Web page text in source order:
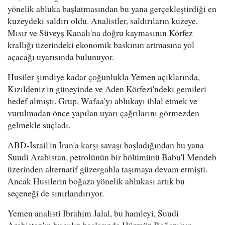
yönelik abluka başlatmasından bu yana gerçekleştirdiği en
kuzeydeki saldırı oldu. Analistler, saldırıların kuzeye,
Mısır ve Süveyş Kanalı'na doğru kaymasının Körfez
krallığı üzerindeki ekonomik baskının artmasına yol
açacağı uyarısında bulunuyor.
Husiler şimdiye kadar çoğunlukla Yemen açıklarında,
Kızıldeniz'in güneyinde ve Aden Körfezi'ndeki gemileri
hedef almıştı. Grup, Wafaa'yı ablukayı ihlal etmek ve
vurulmadan önce yapılan uyarı çağrılarını görmezden
gelmekle suçladı.
ABD-İsrail'in İran'a karşı savaşı başladığından bu yana
Suudi Arabistan, petrolünün bir bölümünü Babu'l Mendeb
üzerinden alternatif güzergahla taşımaya devam etmişti.
Ancak Husilerin boğaza yönelik ablukası artık bu
seçeneği de sınırlandırıyor.
Yemen analisti Ibrahim Jalal, bu hamleyi, Suudi